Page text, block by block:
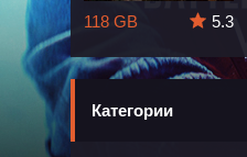
5.7
118 GB
5.3
Категории